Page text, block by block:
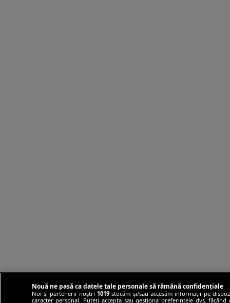
Nouă ne pasă ca datele tale personale să rămână confidențiale
Noi și partenerii noștri1019 stocăm și/sau accesăm informații pe
caracter personal. Puteți accepta sau gestiona preferințele dvs.